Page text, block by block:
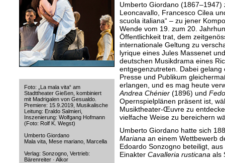
Foto: „La mala vita“ am
Stadttheater Gießen, kombiniert
mit Madrigalen von Gesualdo.
Premiere: 15.9.2019, Musikalische
Leitung: Eraldo Salmieri,
Inszenierung: Wolfgang Hofmann
(Foto: Rolf K. Wegst)
Umberto Giordano
Mala vita, Mese mariano, Marcella
Verlag: Sonzogno, Vertrieb:
Bärenreiter · Alkor
Umberto Giordano
Leoncavallo, Francesco Cilea
scuola italiana“ – zu jener
Wende vom 19. zum 20.
Öffentlichkeit trat, dem
internationale Geltung zu
lyrique eines Jules Massenet
deutschen Musikdrama eines
entgegenzutreten. Dabei
Presse und Publikum
erlangen, und es mag heute
Andrea Chénier (1896) und
Opernspielplänen präsent ist,
Musiktheater-Œuvre zu
vielfache Weise zu bereichern
Umberto Giordano hatte sich
Mariana an einem Wettbewerb
Edoardo Sonzogno beteiligt,
Einakter Cavalleria rusticana als